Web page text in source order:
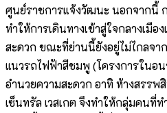
ศูนย์ราชการแจ้งวัฒนะ นอกจากนี้
ทำให้การเดินทางเข้าสู่ใจกลางเมือ
สะดวก ขณะที่ย่านนี้ยังอยู่ไม่ไกลจา
แนวรถไฟฟ้าสีชมพู (โครงการในอ
อำนวยความสะดวก อาทิ ห้างสรร
เซ็นทรัล เวสเกต จึงทำให้กลุ่มคนที่